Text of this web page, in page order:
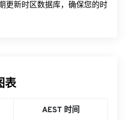
更新时区数据库，确保您的时
表
AEST 时间